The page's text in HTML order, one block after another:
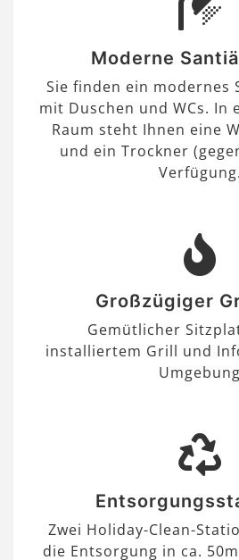
Moderne
Sie finden ein modernes
mit Duschen und WCs. In
Raum steht Ihnen eine
und ein Trockner
Verfügung.
Großzügiger
Gemütlicher
installiertem Grill und
Umgebung
Zwei Holiday-Clean-
die Entsorgung in ca.